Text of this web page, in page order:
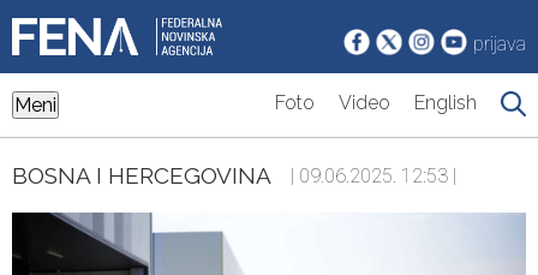
prijava
Meni Foto Video English
BOSNA I HERCEGOVINA | 09.06.2025. 12:53 |